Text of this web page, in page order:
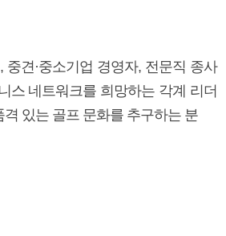
견·중소기업 경영자, 전문직 종사
스 네트워크를 희망하는 각계 리더
있는 골프 문화를 추구하는 분